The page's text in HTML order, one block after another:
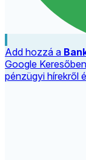
Add hozzá a
Google
pénzügyi hírekről